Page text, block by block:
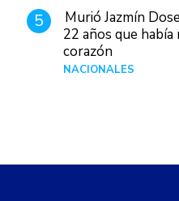
5
Murió Jazmín
22 años que
corazón
NACIONALES